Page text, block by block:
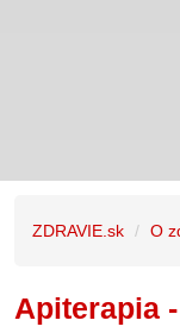
ZDRAVIE.sk O
Apiterapia